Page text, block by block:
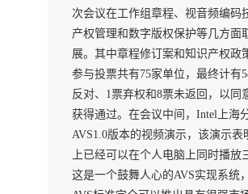
次会议在工作组章程、视音频编码
产权管理和数字版权保护等几方面
展。其中章程修订案和知识产权政
参与投票共有75家单位，最终计有
反对、1票弃权和8票未返回，以同
获得通过。在会议中间，Intel上海
AVS1.0版本的视频演示，该演示表
上已经可以在个人电脑上同时播放
这是一个鼓舞人心的AVS实现系统